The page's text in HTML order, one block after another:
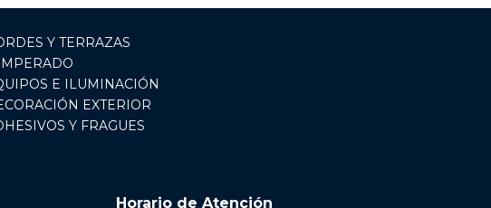
Y TERRAZAS
E ILUMINACIÓN
EXTERIOR
Y FRAGUES
Horario de Atención